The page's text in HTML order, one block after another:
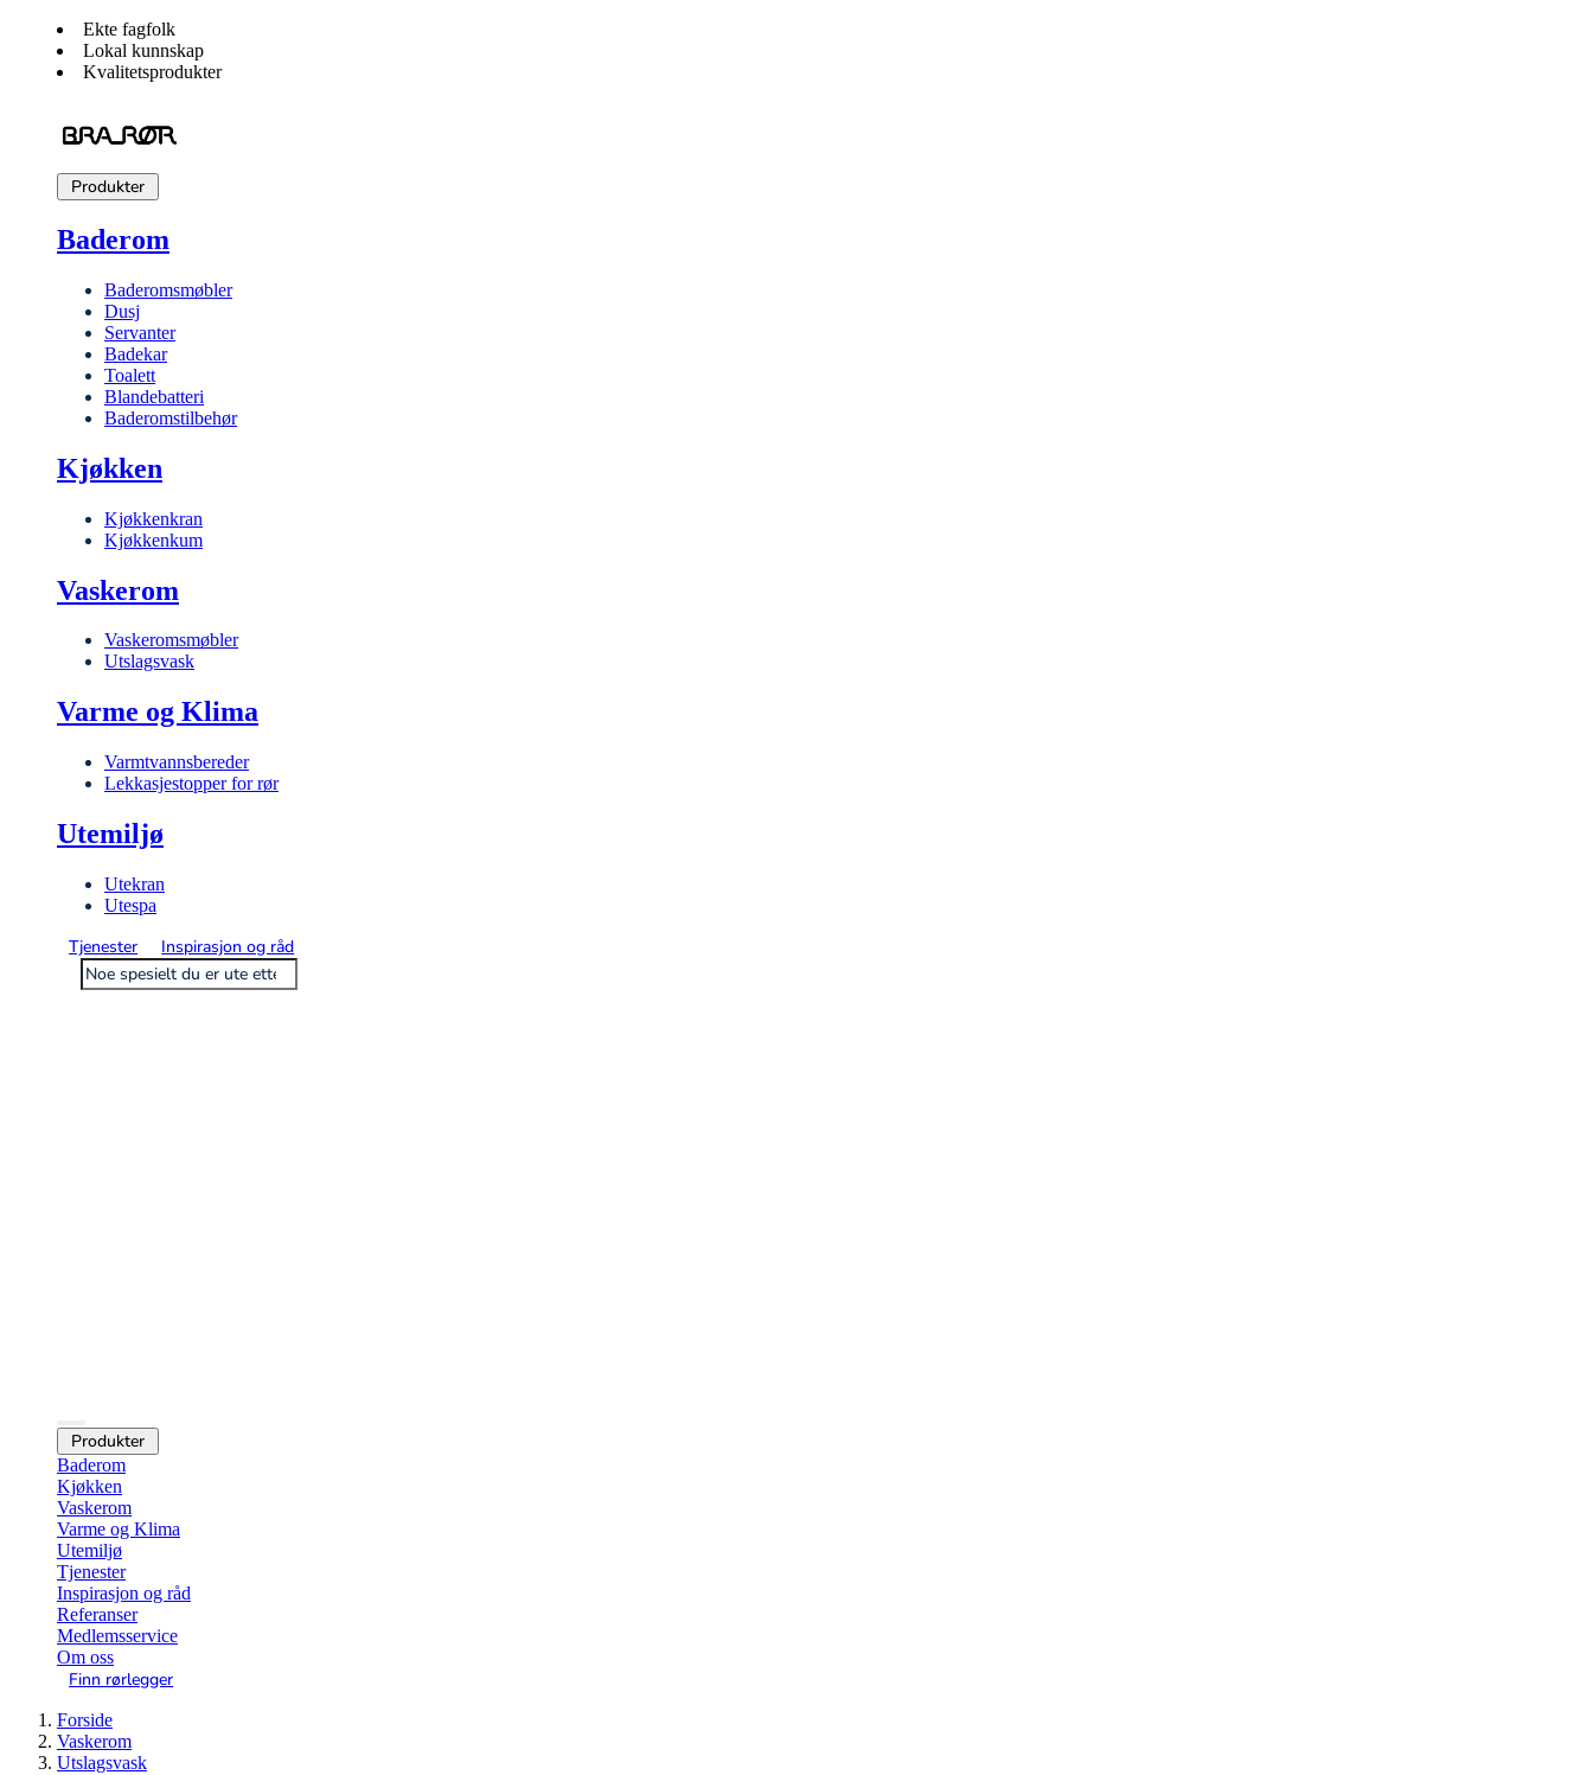
Ekte fagfolk
Lokal kunnskap
Kvalitetsprodukter
Produkter
Baderom
Baderomsmøbler
Dusj
Servanter
Badekar
Toalett
Blandebatteri
Baderomstilbehør
Kjøkken
Kjøkkenkran
Kjøkkenkum
Vaskerom
Vaskeromsmøbler
Utslagsvask
Varme og Klima
Varmtvannsbereder
Lekkasjestopper for rør
Utemiljø
Utekran
Utespa
Tjenester Inspirasjon og råd
Produkter
Baderom
Kjøkken
Vaskerom
Varme og Klima
Utemiljø
Tjenester
Inspirasjon og råd
Referanser
Medlemsservice
Om oss
Finn rørlegger
Forside
Vaskerom
Utslagsvask